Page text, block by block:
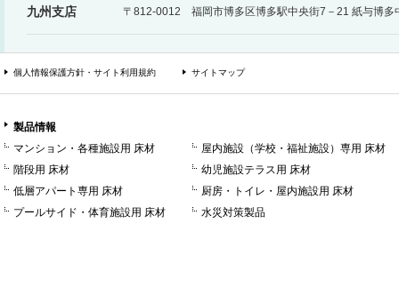
九州支店 〒812-0012 福岡市博多区博多駅中央街7－21 紙与博多
個人情報保護方針・サイト利用規約 サイトマップ
製品情報
マンション・各種施設用 床材
階段用 床材
低層アパート専用 床材
プールサイド・体育施設用 床材
屋内施設（学校・福祉施設）専用 床材
幼児施設テラス用 床材
厨房・トイレ・屋内施設用 床材
水災対策製品